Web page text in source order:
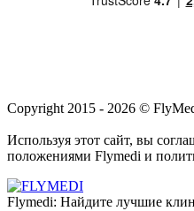
Copyright 2015 - 2026 ©
Используя этот сайт, вы
положениями Flymedi и
Flymedi: Найдите лучшие